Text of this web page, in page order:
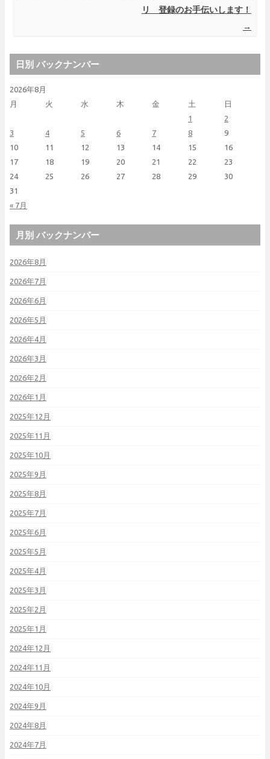
リ 登録のお手伝いします！
→
日別 バックナンバー
2026年8月
月
火 水 木 金 土 日
« 7月
1
2
3
4 5 6 7 8
9
10
11 12 13 14 15
16
17
18 19 20 21 22
23
24
25 26 27 28 29
30
31
月別 バックナンバー
2026年8月
2026年7月
2026年6月
2026年5月
2026年4月
2026年3月
2026年2月
2026年1月
2025年12月
2025年11月
2025年10月
2025年9月
2025年8月
2025年7月
2025年6月
2025年5月
2025年4月
2025年3月
2025年2月
2025年1月
2024年12月
2024年11月
2024年10月
2024年9月
2024年8月
2024年7月